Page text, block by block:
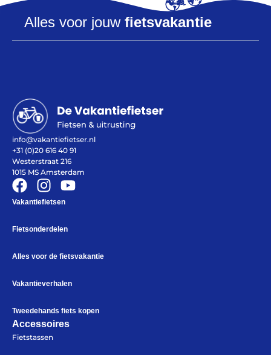
Over ons
Contact
De winkel
Blog
Alles voor jouw fietsvakantie
info@vakantiefietser.nl
+31 (0)20 616 40 91
Westerstraat 216
1015 MS Amsterdam
Vakantiefietsen
Fietsonderdelen
Alles voor de fietsvakantie
Vakantieverhalen
Tweedehands fiets kopen
Accessoires
Fietstassen